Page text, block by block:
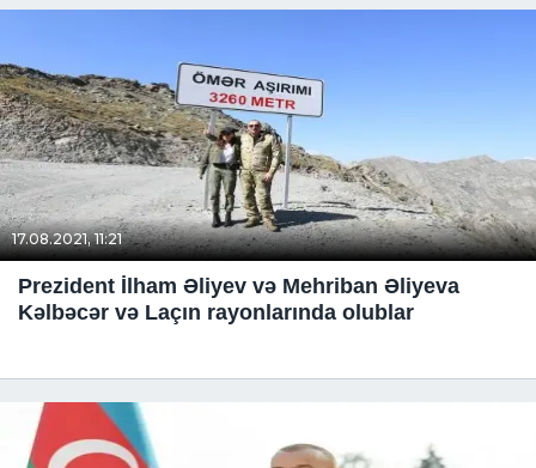
17.08.2021, 11:21
Prezident İlham Əliyev və Mehriban Əliyeva
Kəlbəcər və Laçın rayonlarında olublar